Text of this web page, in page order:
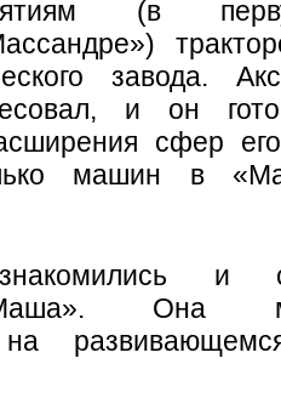
(в
завода.
и он
сфер
машин в
и
Она
на